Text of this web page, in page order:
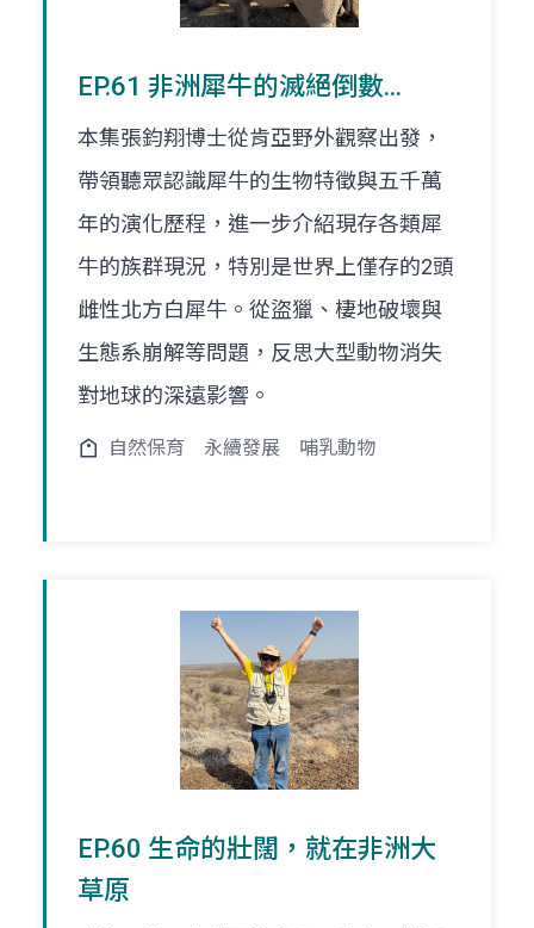
EP.61 非洲犀牛的滅絕倒數...
本集張鈞翔博士從肯亞野外觀察出發，
帶領聽眾認識犀牛的生物特徵與五千萬
年的演化歷程，進一步介紹現存各類犀
牛的族群現況，特別是世界上僅存的2頭
雌性北方白犀牛。從盜獵、棲地破壞與
生態系崩解等問題，反思大型動物消失
對地球的深遠影響。
自然保育 永續發展 哺乳動物
EP.60 生命的壯闊，就在非洲大
草原